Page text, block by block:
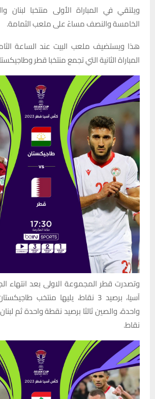
ويلتقي في المباراة الأولى منتخبا لبنان
الخامسة والنصف مساءً على ملعب الثمامة.
هذا ويستضيف ملعب البيت عند الساعة
المباراة الثانية التي تجمع منتخبا قطر
وتصدرت قطر المجموعة الاولى بعد انتهاء
آسيا، برصيد 3 نقاط، يليها منتخب
واحدة، والصين ثالثا برصيد نقطة واحدة ثم
نقاط.